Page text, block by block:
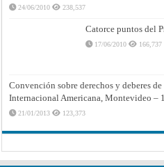
24/06/2010 238,537
Catorce puntos del
17/06/2010 166,737
Convención sobre derechos y deberes
Internacional Americana, Montevideo –
21/01/2013 123,373